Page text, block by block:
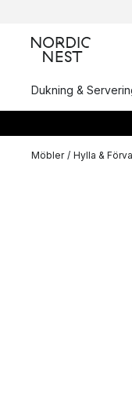
Dukning &
Möbler / Hylla &